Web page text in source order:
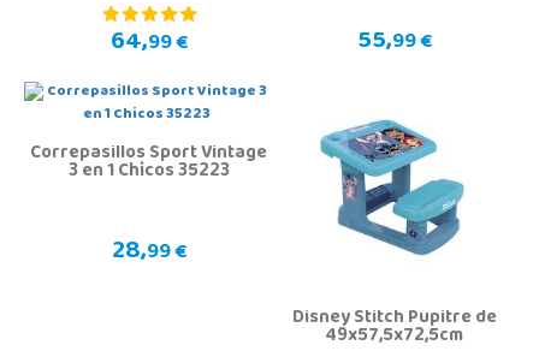
64,99 € 55,99 €
Correpasillos Sport Vintage
3 en 1 Chicos 35223
28,99 €
Disney Stitch Pupitre de
49x57,5x72,5cm